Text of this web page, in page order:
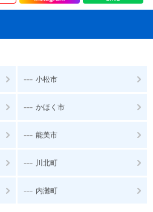
--- 小松市
--- かほく市
--- 能美市
--- 川北町
--- 内灘町